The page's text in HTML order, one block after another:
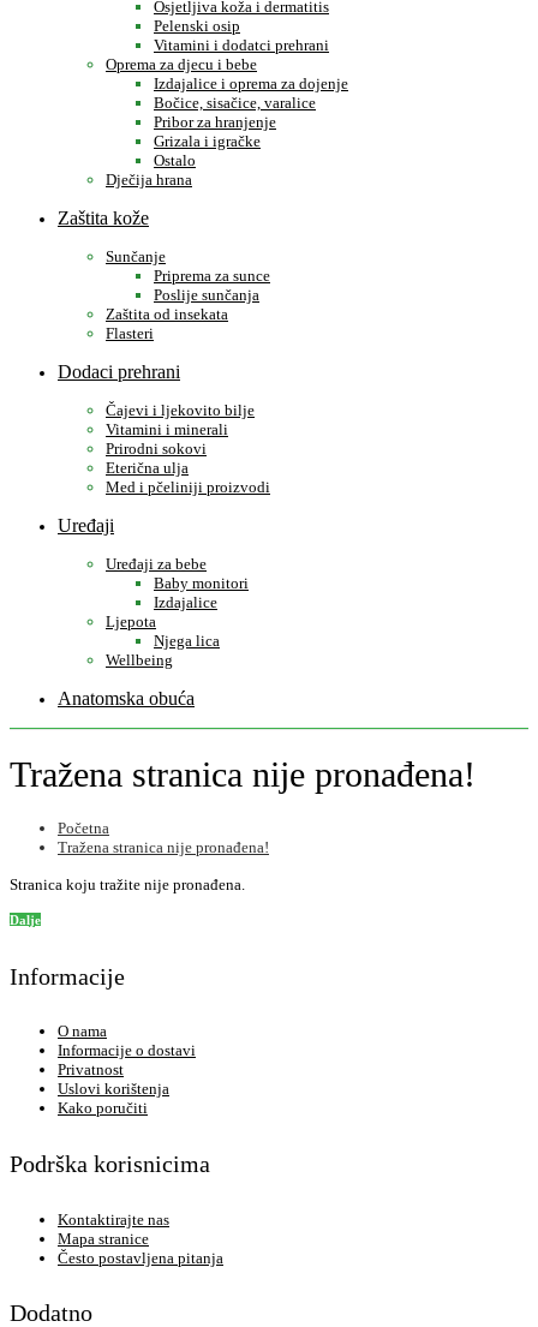
Osjetljiva koža i dermatitis
Pelenski osip
Vitamini i dodatci prehrani
Oprema za djecu i bebe
Izdajalice i oprema za dojenje
Bočice, sisačice, varalice
Pribor za hranjenje
Grizala i igračke
Ostalo
Dječija hrana
Zaštita kože
Sunčanje
Priprema za sunce
Poslije sunčanja
Zaštita od insekata
Flasteri
Dodaci prehrani
Čajevi i ljekovito bilje
Vitamini i minerali
Prirodni sokovi
Eterična ulja
Med i pčeliniji proizvodi
Uređaji
Uređaji za bebe
Baby monitori
Izdajalice
Ljepota
Njega lica
Wellbeing
Anatomska obuća
Tražena stranica nije pronađena!
Početna
Tražena stranica nije pronađena!
Stranica koju tražite nije pronađena.
Dalje
Informacije
O nama
Informacije o dostavi
Privatnost
Uslovi korištenja
Kako poručiti
Podrška korisnicima
Kontaktirajte nas
Mapa stranice
Često postavljena pitanja
Dodatno